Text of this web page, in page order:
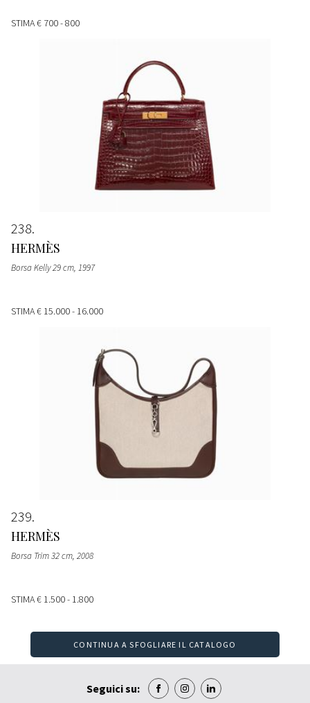
STIMA€ 700 - 800
238
HERMÈS
Borsa Kelly 29 cm, 1997
STIMA€ 15.000 - 16.000
239
HERMÈS
Borsa Trim 32 cm, 2008
STIMA€ 1.500 - 1.800
CONTINUA A SFOGLIARE IL CATALOGO
Seguici su: